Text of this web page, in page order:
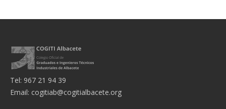
Tel: 967 21 94 39
Email: cogitiab@cogitialbacete.org